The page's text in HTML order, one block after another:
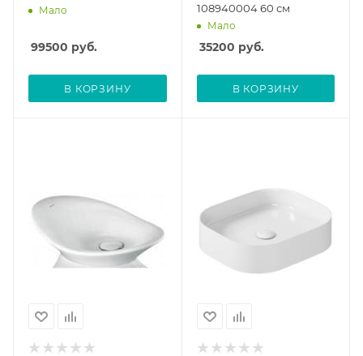
Мало
99500 руб.
В КОРЗИНУ
108940004 60 см
Мало
35200 руб.
В КОРЗИНУ